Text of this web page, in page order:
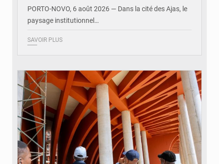
PORTO-NOVO, 6 août 2026 — Dans la cité des Ajas, le
paysage institutionnel…
SAVOIR PLUS